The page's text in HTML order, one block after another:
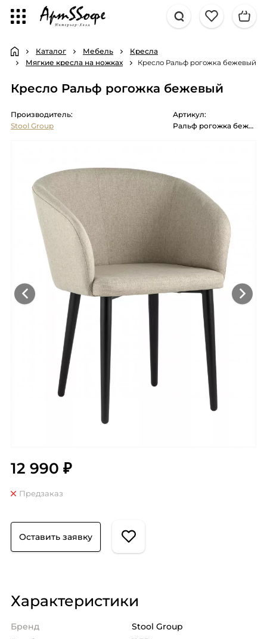
Каталог Мебель
Кресла
Мягкие кресла на ножках
Кресло Ральф рогожка бежевый
Кресло Ральф рогожка бежевый
Производитель:
Stool Group
Артикул:
Ральф рогожка бежевый
12 990 ₽
Предзаказ
Оставить заявку
Характеристики
Бренд
Stool Group